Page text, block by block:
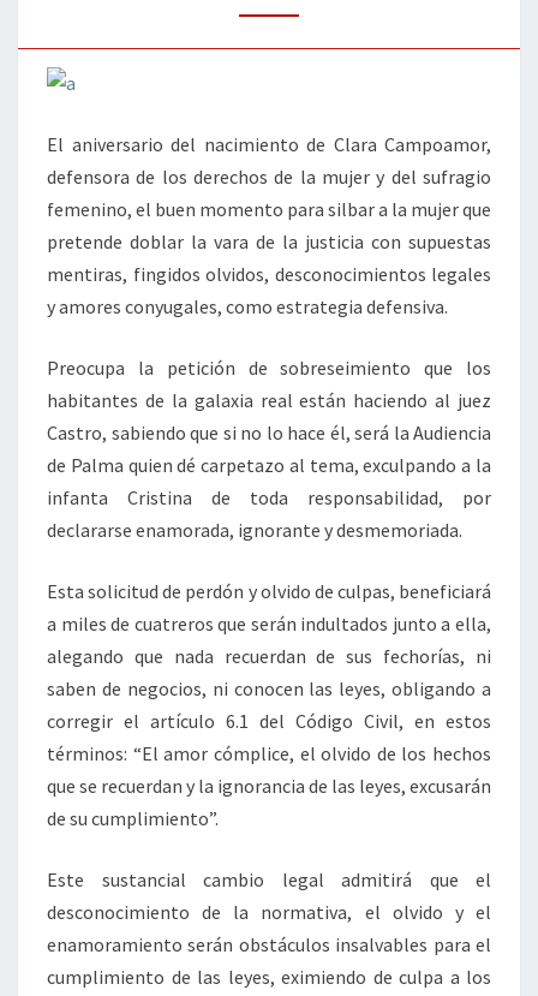
El aniversario del nacimiento de Clara Campoamor,
defensora de los derechos de la mujer y del sufragio
femenino, el buen momento para silbar a la mujer que
pretende doblar la vara de la justicia con supuestas
mentiras, fingidos olvidos, desconocimientos legales
y amores conyugales, como estrategia defensiva.
Preocupa la petición de sobreseimiento que los
habitantes de la galaxia real están haciendo al juez
Castro, sabiendo que si no lo hace él, será la Audiencia
de Palma quien dé carpetazo al tema, exculpando a la
infanta Cristina de toda responsabilidad, por
declararse enamorada, ignorante y desmemoriada.
Esta solicitud de perdón y olvido de culpas, beneficiará
a miles de cuatreros que serán indultados junto a ella,
alegando que nada recuerdan de sus fechorías, ni
saben de negocios, ni conocen las leyes, obligando a
corregir el artículo 6.1 del Código Civil, en estos
términos: “El amor cómplice, el olvido de los hechos
que se recuerdan y la ignorancia de las leyes, excusarán
de su cumplimiento”.
Este sustancial cambio legal admitirá que el
desconocimiento de la normativa, el olvido y el
enamoramiento serán obstáculos insalvables para el
cumplimiento de las leyes, eximiendo de culpa a los